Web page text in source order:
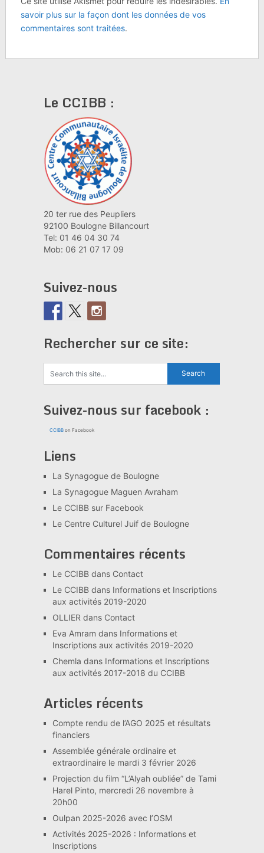
savoir plus sur la façon dont les données de vos
commentaires sont traitées.
Le CCIBB :
20 ter rue des Peupliers
92100 Boulogne Billancourt
Tel: 01 46 04 30 74
Mob: 06 21 07 17 09
Suivez-nous
Rechercher sur ce site:
Suivez-nous sur facebook :
CCIBBon Facebook
Liens
La Synagogue de Boulogne
La Synagogue Maguen Avraham
Le CCIBB sur Facebook
Le Centre Culturel Juif de Boulogne
Commentaires récents
Le CCIBBdans Contact
Le CCIBBdans Informations et Inscriptions
aux activités 2019-2020
OLLIER dans Contact
Eva Amram dans Informations et
Inscriptions aux activités 2019-2020
Chemla dans Informations et Inscriptions
aux activités 2017-2018 du CCIBB
Articles récents
Compte rendu de l’AGO 2025 et résultats
financiers
Assemblée générale ordinaire et
extraordinaire le mardi 3 février 2026
Projection du film “L’Alyah oubliée” de Tami
Harel Pinto, mercredi 26 novembre à
20h00
Oulpan 2025-2026 avec l’OSM
Activités 2025-2026 : Informations et
Inscriptions